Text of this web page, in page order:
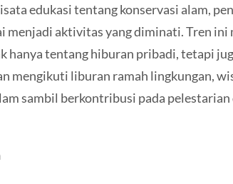
edukasi tentang konservasi alam,
menjadi aktivitas yang diminati. Tren
hanya tentang hiburan pribadi, tetapi
mengikuti liburan ramah lingkungan,
sambil berkontribusi pada